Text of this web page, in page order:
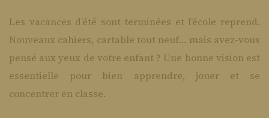
​Les vacances d’été sont terminées et l’école reprend.
Nouveaux cahiers, cartable tout neuf… mais avez-vous
pensé aux yeux de votre enfant ? Une bonne vision est
essentielle pour bien apprendre, jouer et se
concentrer en classe.